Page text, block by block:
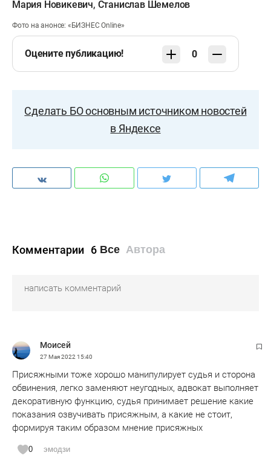
Мария Новикевич, Станислав Шемелов
Фото на анонсе: «БИЗНЕС Online»
Оцените публикацию! 0
Сделать БО основным источником новостей
в Яндексе
Комментарии 6 Все Автора
Моисей
27 Мая 202215:40
Присяжными тоже хорошо манипулирует судья и сторона
обвинения, легко заменяют неугодных, адвокат выполняет
декоративную функцию, судья принимает решение какие
показания озвучивать присяжным, а какие не стоит,
формируя таким образом мнение присяжных
0 эмодзи